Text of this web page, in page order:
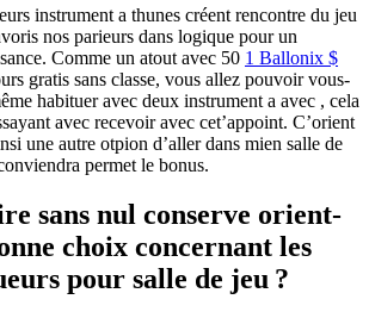
instrument a thunes créent rencontre du jeu
nos parieurs dans logique pour un
Comme un atout avec 50 1 Ballonix $
gratis sans classe, vous allez pouvoir vous-
habituer avec deux instrument a avec , cela
avec recevoir avec cet’appoint. C’orient
une autre otpion d’aller dans mien salle de
permet le bonus.
sans nul conserve orient-
choix concernant les
pour salle de jeu ?